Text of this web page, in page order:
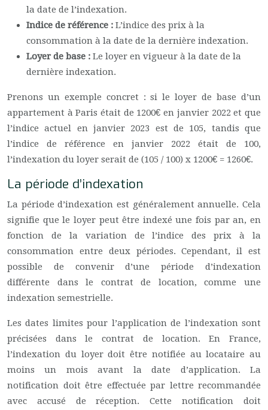
la date de l’indexation.
Indice de référence : L’indice des prix à la
consommation à la date de la dernière indexation.
Loyer de base : Le loyer en vigueur à la date de la
dernière indexation.
Prenons un exemple concret : si le loyer de base d’un
appartement à Paris était de 1200€ en janvier 2022 et que
l’indice actuel en janvier 2023 est de 105, tandis que
l’indice de référence en janvier 2022 était de 100,
l’indexation du loyer serait de (105 / 100) x 1200€ = 1260€.
La période d’indexation
La période d’indexation est généralement annuelle. Cela
signifie que le loyer peut être indexé une fois par an, en
fonction de la variation de l’indice des prix à la
consommation entre deux périodes. Cependant, il est
possible de convenir d’une période d’indexation
différente dans le contrat de location, comme une
indexation semestrielle.
Les dates limites pour l’application de l’indexation sont
précisées dans le contrat de location. En France,
l’indexation du loyer doit être notifiée au locataire au
moins un mois avant la date d’application. La
notification doit être effectuée par lettre recommandée
avec accusé de réception. Cette notification doit